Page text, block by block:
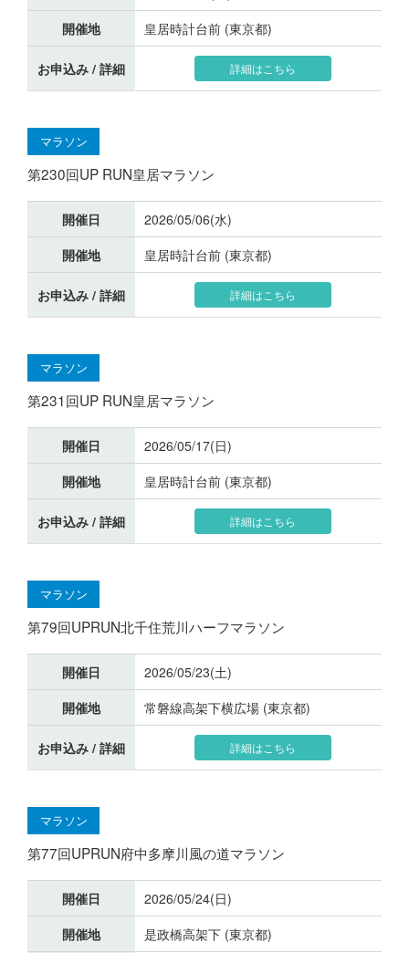
開催地
皇居時計台前 (東京都)
お申込み / 詳細 詳細はこちら
マラソン
第230回UP RUN皇居マラソン
開催日
2026/05/06(水)
開催地
皇居時計台前 (東京都)
お申込み / 詳細 詳細はこちら
マラソン
第231回UP RUN皇居マラソン
開催日
2026/05/17(日)
開催地
皇居時計台前 (東京都)
お申込み / 詳細 詳細はこちら
マラソン
第79回UPRUN北千住荒川ハーフマラソン
開催日
2026/05/23(土)
開催地
常磐線高架下横広場 (東京都)
お申込み / 詳細 詳細はこちら
マラソン
第77回UPRUN府中多摩川風の道マラソン
開催日
2026/05/24(日)
開催地
是政橋高架下 (東京都)